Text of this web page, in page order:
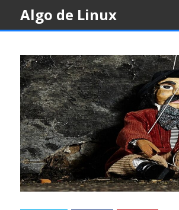
content
Algo de Linux